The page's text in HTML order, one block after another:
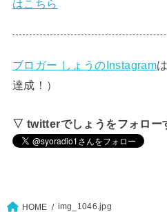
はこちら
ブロガー しょうのInstagram
達成！）
▽ twitterでしょうをフォロー
HOME img_1046.jpg